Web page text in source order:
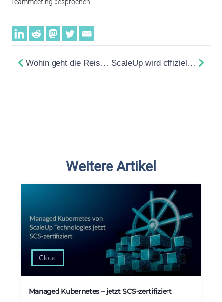
Teammeeting besprochen.
Wohin geht die Reise für Open Compute? Eindrücke vom OCP Summit 2022 ScaleUp wird offizielles Mitglied der Open Compute Foundation
Weitere Artikel
Cloud
Managed Kubernetes – jetzt SCS-zertifiziert